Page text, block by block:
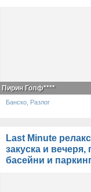
Пирин Голф****
Банско, Разлог
Last Minute
закуска и
басейни и